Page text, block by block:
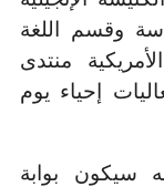
وقسم اللغة
منتدى
إحياء يوم
سيكون بوابة